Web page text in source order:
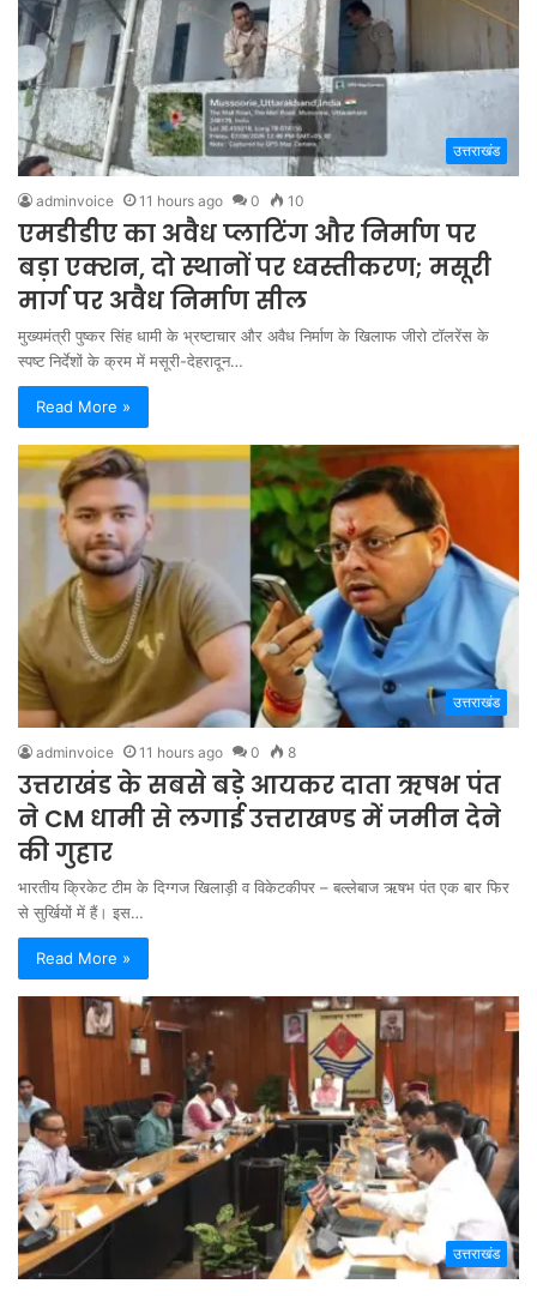
उत्तराखंड
adminvoice 11 hours ago 0 10
एमडीडीए का अवैध प्लाटिंग और निर्माण पर
बड़ा एक्शन, दो स्थानों पर ध्वस्तीकरण; मसूरी
मार्ग पर अवैध निर्माण सील
मुख्यमंत्री पुष्कर सिंह धामी के भ्रष्टाचार और अवैध निर्माण के खिलाफ जीरो टॉलरेंस के
स्पष्ट निर्देशों के क्रम में मसूरी-देहरादून…
Read More »
उत्तराखंड
adminvoice 11 hours ago 0 8
उत्तराखंड के सबसे बड़े आयकर दाता ऋषभ पंत
ने CM धामी से लगाई उत्तराखण्ड में जमीन देने
की गुहार
भारतीय क्रिकेट टीम के दिग्गज खिलाड़ी व विकेटकीपर – बल्लेबाज ऋषभ पंत एक बार फिर
से सुर्खियों में हैं। इस…
Read More »
उत्तराखंड